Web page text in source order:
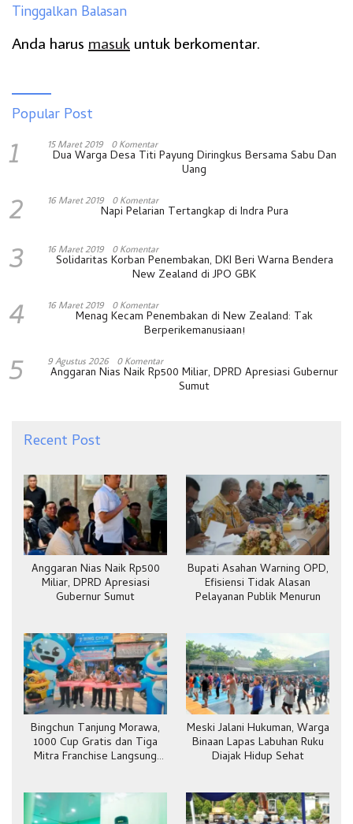
Tinggalkan Balasan
Anda harus masuk untuk berkomentar.
Popular Post
1 15 Maret 2019 0 Komentar
Dua Warga Desa Titi Payung Diringkus Bersama Sabu Dan
Uang
2 16 Maret 2019 0 Komentar
Napi Pelarian Tertangkap di Indra Pura
3 16 Maret 2019 0 Komentar
Solidaritas Korban Penembakan, DKI Beri Warna Bendera
New Zealand di JPO GBK
4 16 Maret 2019 0 Komentar
Menag Kecam Penembakan di New Zealand: Tak
Berperikemanusiaan!
5 9 Agustus 2026 0 Komentar
Anggaran Nias Naik Rp500 Miliar, DPRD Apresiasi Gubernur
Sumut
Recent Post
Anggaran Nias Naik Rp500
Miliar, DPRD Apresiasi
Gubernur Sumut
Bupati Asahan Warning OPD,
Efisiensi Tidak Alasan
Pelayanan Publik Menurun
Bingchun Tanjung Morawa,
1000 Cup Gratis dan Tiga
Mitra Franchise Langsung
Meski Jalani Hukuman, Warga
Binaan Lapas Labuhan Ruku
Diajak Hidup Sehat